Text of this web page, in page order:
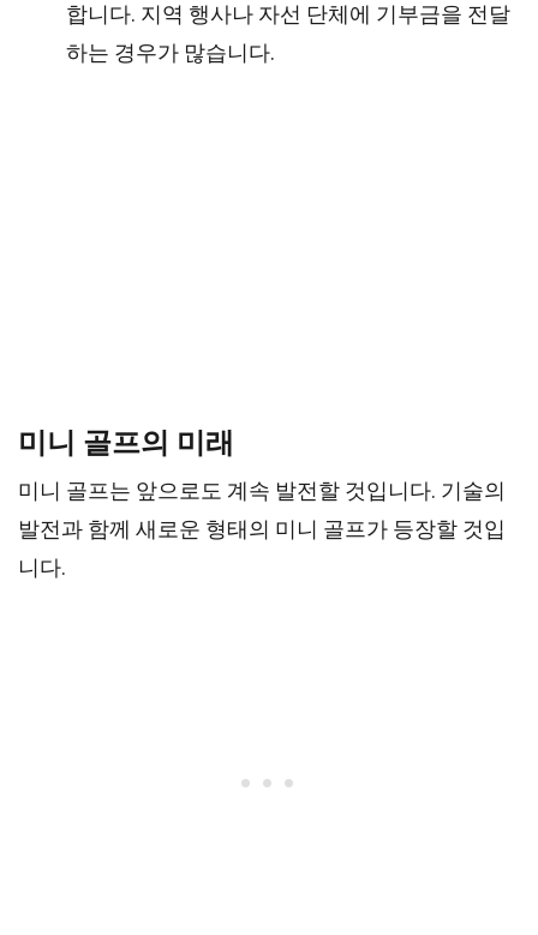
합니다. 지역 행사나 자선 단체에 기부금을 전달
하는 경우가 많습니다.
미니 골프의 미래
미니 골프는 앞으로도 계속 발전할 것입니다. 기술의
발전과 함께 새로운 형태의 미니 골프가 등장할 것입
니다.